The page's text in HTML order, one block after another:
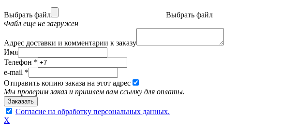
Выбрать файл
Выбрать файл
Файл еще не загружен
Адрес доставки и комментарии к заказу
Имя
Телефон *
e-mail *
Отправить копию заказа на этот адрес
Мы проверим заказ и пришлем вам ссылку для оплаты.
Согласие на обработку персональных данных.
X